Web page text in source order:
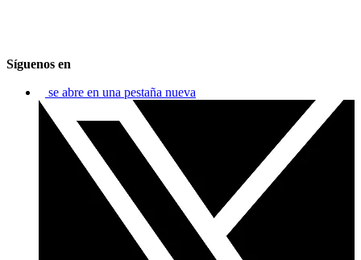
Síguenos en
se abre en una pestaña nueva